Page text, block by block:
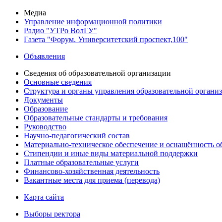
Медиа
Управление информационной политики
Радио "УТРо ВолГУ"
Газета "Форум. Университетский проспект,100"
Объявления
Сведения об образовательной организации
Основные сведения
Структура и органы управления образовательной
Документы
Образование
Образовательные стандарты и требования
Руководство
Научно-педагогический состав
Материально-техническое обеспечение и оснащённость
Стипендии и иные виды материальной поддержки
Платные образовательные услуги
Финансово-хозяйственная деятельность
Вакантные места для приема (перевода)
Карта сайта
Выборы ректора